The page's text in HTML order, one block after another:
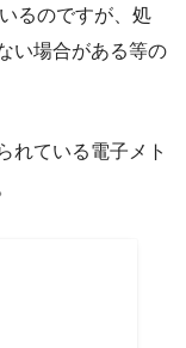
るのですが、 処
い場合がある等の
れている電子メト